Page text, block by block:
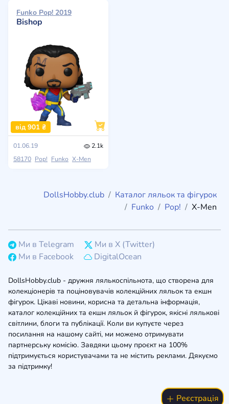
Funko Pop! 2019
Bishop
від 901 ₴
01.06.19
2.1k
58170 Pop! Funko X-Men
DollsHobby.club
Каталог ляльок та фігурок
Funko
Pop! X-Men
Ми в Telegram
Ми в X (Twitter)
Ми в Facebook
DigitalOcean
DollsHobby.club - дружня лялькоспільнота, що створена для
колекціонерів та поціновувачів колекційних ляльок та екшн
фігурок. Цікаві новини, корисна та детальна інформація,
каталог колекційних та екшн ляльок й фігурок, якісні лялькові
світлини, блоги та публікації. Коли ви купуєте через
посилання на нашому сайті, ми можемо отримувати
партнерську комісію. Завдяки цьому проєкт на 100%
підтримується користувачами та не містить реклами. Дякуємо
за підтримку!
Реєстрація